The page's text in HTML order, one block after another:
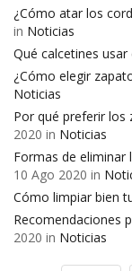
¿Cómo atar los
in Noticias
Qué calcetines usar
¿Cómo elegir
Noticias
Por qué preferir los
2020 in Noticias
Formas de eliminar
10 Ago 2020 in
Cómo limpiar bien
Recomendaciones
2020 in Noticias